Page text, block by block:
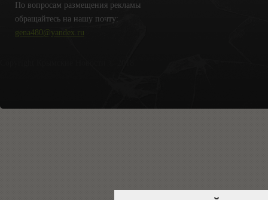
По вопросам размещения рекламы
обращайтесь на нашу почту:
gena480@yandex.ru